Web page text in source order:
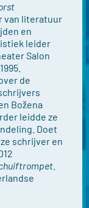
van literatuur
en
leider
Salon
de
Božena
leidde ze
Doet
schrijver en